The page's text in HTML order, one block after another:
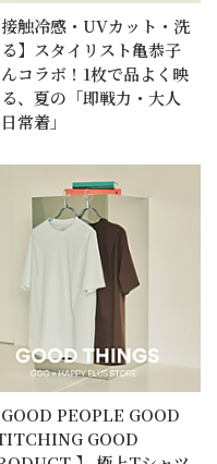
接触冷感・UVカット・洗
】スタイリスト亀恭子
コラボ！1枚で品よく映
、夏の「即戦力・大人
常着」
GOOD PEOPLE GOOD
GOOD